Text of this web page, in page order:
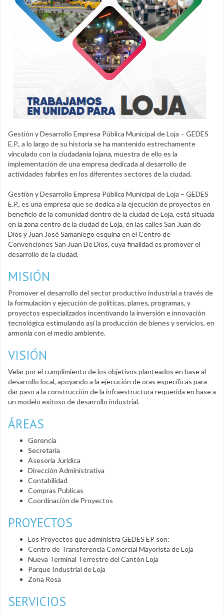
Gestión y Desarrollo Empresa Pública Municipal de Loja – GEDES
E.P., a lo largo de su historia se ha mantenido estrechamente
vinculado con la ciudadanía lojana, muestra de ello es la
implementación de una empresa dedicada al desarrollo de
actividades fabriles en los diferentes sectores de la ciudad.
Gestión y Desarrollo Empresa Pública Municipal de Loja – GEDES
E.P., es una empresa que se dedica a la ejecución de proyectos en
beneficio de la comunidad dentro de la ciudad de Loja, está situada
en la zona centro de la ciudad de Loja, en las calles San Juan de
Dios y Juan José Samaniego esquina en el Centro de
Convenciones San Juan De Dios, cuya finalidad es promover el
desarrollo de la ciudad.
MISIÓN
Promover el desarrollo del sector productivo industrial a través de
la formulación y ejecución de políticas, planes, programas, y
proyectos especializados incentivando la inversión e innovación
tecnológica estimulando así la producción de bienes y servicios, en
armonía con el medio ambiente.
VISIÓN
Velar por el cumplimiento de los objetivos planteados en base al
desarrollo local, apoyando a la ejecución de oras específicas para
dar paso a la construcción de la infraestructura requerida en base a
un modelo exitoso de desarrollo industrial.
ÁREAS
Gerencia
Secretaria
Asesoría Jurídica
Dirección Administrativa
Contabilidad
Compras Publicas
Coordinación de Proyectos
PROYECTOS
Los Proyectos que administra GEDES EP son:
Centro de Transferencia Comercial Mayorista de Loja
Nueva Terminal Terrestre del Cantón Loja
Parque Industrial de Loja
Zona Rosa
SERVICIOS